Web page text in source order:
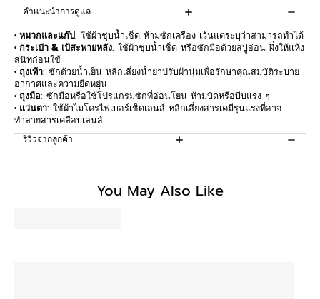
คำแนะนำการดูแล
• หมวกและแก๊ป: ใช้ผ้าชุบน้ำเช็ด ห้ามซักเครื่อง เว้นแต่ระบุว่าสามารถทำได้
• กระเป๋า & เป้สะพายหลัง: ใช้ผ้าชุบน้ำเช็ด หรือซักมือด้วยสบู่อ่อน ผึ่งให้แห้ง
สนิทก่อนใช้
• ถุงเท้า: ซักด้วยน้ำเย็น หลีกเลี่ยงน้ำยาปรับผ้านุ่มเพื่อรักษาคุณสมบัติระบาย
อากาศและความยืดหยุ่น
• ถุงมือ: ซักมือหรือใช้โปรแกรมซักที่อ่อนโยน ห้ามบิดหรือบีบแรง ๆ
• แว่นตา: ใช้ผ้าไมโครไฟเบอร์เช็ดเลนส์ หลีกเลี่ยงสารเคมีรุนแรงที่อาจ
ทำลายสารเคลือบเลนส์
รีวิวจากลูกค้า
You May Also Like